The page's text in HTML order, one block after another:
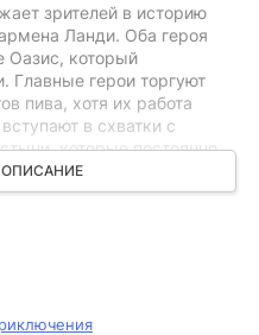
зрителей в историю
Ланди. Оба героя
Оазис, который
Главные герои торгуют
пива, хотя их работа
в схватки с
которые постоянно
адских местах можно
мира с
способностями.
ОПИСАНИЕ